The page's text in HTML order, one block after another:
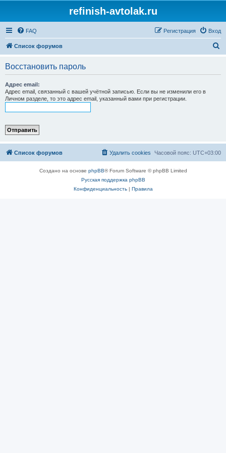
refinish-avtolak.ru
FAQ Вход
Регистрация
Список форумов
Восстановить пароль
Адрес email:
Адрес email, связанный с вашей учётной записью. Если вы не изменили его в
Личном разделе, то это адрес email, указанный вами при регистрации.
Список форумов Часовой пояс: UTC+03:00
Удалить cookies
Создано на основе phpBB® Forum Software © phpBB Limited
Русская поддержка phpBB
Конфиденциальность| Правила